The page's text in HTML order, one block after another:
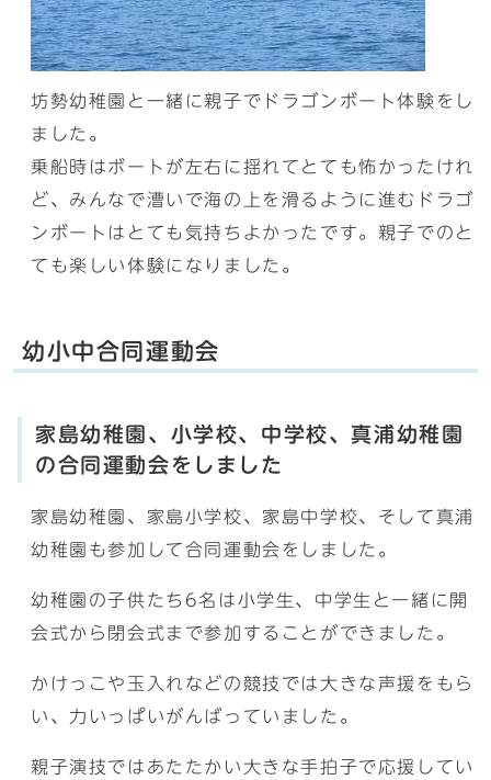
坊勢幼稚園と一緒に親子でドラゴンボート体験をし
ました。
乗船時はボートが左右に揺れてとても怖かったけれ
ど、みんなで漕いで海の上を滑るように進むドラゴ
ンボートはとても気持ちよかったです。親子でのと
ても楽しい体験になりました。
幼小中合同運動会
家島幼稚園、小学校、中学校、真浦幼稚園
の合同運動会をしました
家島幼稚園、家島小学校、家島中学校、そして真浦
幼稚園も参加して合同運動会をしました。
幼稚園の子供たち6名は小学生、中学生と一緒に開
会式から閉会式まで参加することができました。
かけっこや玉入れなどの競技では大きな声援をもら
い、力いっぱいがんばっていました。
親子演技ではあたたかい大きな手拍子で応援してい